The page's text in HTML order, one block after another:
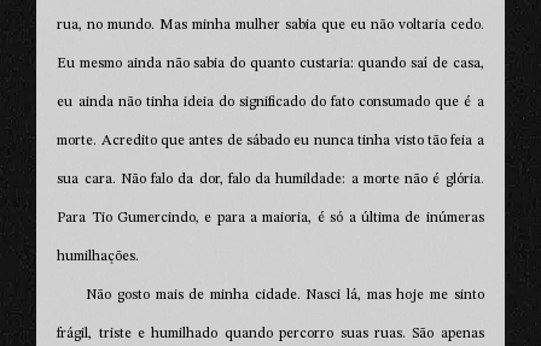
rua, no mundo. Mas minha mulher sabia que eu não voltaria cedo.
Eu mesmo ainda não sabia do quanto custaria: quando saí de casa,
eu ainda não tinha ideia do significado do fato consumado que é a
morte. Acredito que antes de sábado eu nunca tinha visto tão feia a
sua cara. Não falo da dor, falo da humildade: a morte não é glória.
Para Tio Gumercindo, e para a maioria, é só a última de inúmeras
humilhações.
Não gosto mais de minha cidade. Nasci lá, mas hoje me sinto
frágil, triste e humilhado quando percorro suas ruas. São apenas